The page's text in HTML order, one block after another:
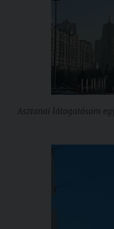
Asztanai látogatásom